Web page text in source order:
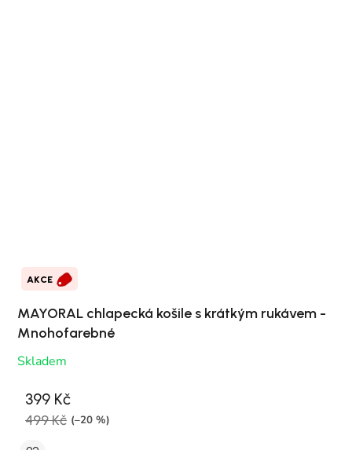
AKCE
MAYORAL chlapecká košile s krátkým rukávem -
Mnohofarebné
Skladem
399 Kč
499 Kč (–20 %)